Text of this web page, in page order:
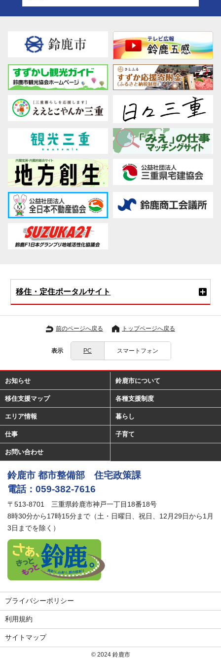
移住・定住ポータルサイト
前のページへ戻る トップページへ戻る
表示 PC スマートフォン
お知らせ 鈴鹿市について
移住支援マップ 各種支援制度
エリア情報 暮らし
仕事 子育て
お問い合わせ
鈴鹿市 都市整備部 住宅政策課
電話：059-382-7616
〒513-8701 三重県鈴鹿市神戸一丁目18番18号
8時30分から17時15分まで（土・日曜日、祝日、12月29日から1月
3日までを除く）
プライバシーポリシー
利用規約
サイトマップ
© 2024 鈴鹿市